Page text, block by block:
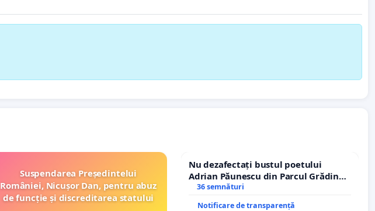
Suspendarea Președintelui
României, Nicușor Dan, pentru abuz
de funcție și discreditarea statului
Nu dezafectați bustul poetului
Adrian Păunescu din Parcul Grădina
Icoanei! Stop cenzurii culturale!
36 semnături
Notificare de transparență